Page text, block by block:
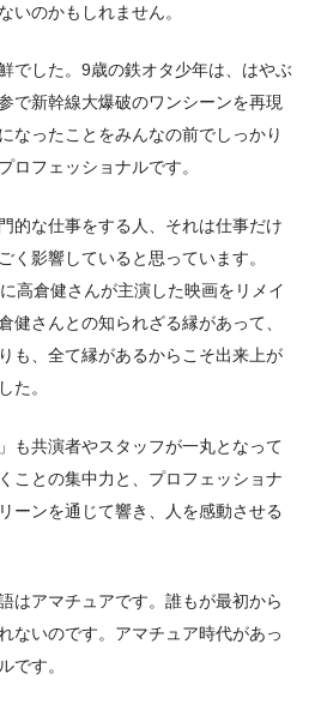
いのかもしれません。
でした。9歳の鉄オタ少年は、はやぶ
で新幹線大爆破のワンシーンを再現
なったことをみんなの前でしっかり
ロフェッショナルです。
的な仕事をする人、それは仕事だけ
く影響していると思っています。
高倉健さんが主演した映画をリメイ
健さんとの知られざる縁があって、
も、全て縁があるからこそ出来上が
た。
も共演者やスタッフが一丸となって
ことの集中力と、プロフェッショナ
ーンを通じて響き、人を感動させる
はアマチュアです。誰もが最初から
ないのです。アマチュア時代があっ
です。